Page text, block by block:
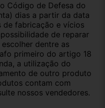
Código de Defesa do
dias a partir da data
de fabricação e vícios
de reparar
dentre as
primeiro do artigo 18
a utilização do
de outro produto
contam com
nossos vendedores.